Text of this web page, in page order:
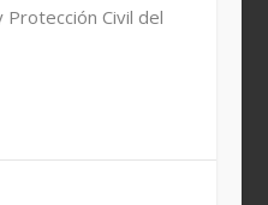
Protección Civil del